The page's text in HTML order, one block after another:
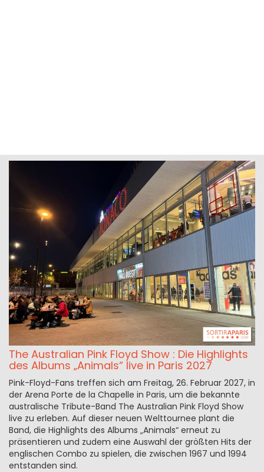
The Australian Pink Floyd Show : Die Highlights
des Albums „Animals“ live in Paris 2027
Pink-Floyd-Fans treffen sich am Freitag, 26. Februar 2027, in
der Arena Porte de la Chapelle in Paris, um die bekannte
australische Tribute-Band The Australian Pink Floyd Show
live zu erleben. Auf dieser neuen Welttournee plant die
Band, die Highlights des Albums „Animals“ erneut zu
präsentieren und zudem eine Auswahl der größten Hits der
englischen Combo zu spielen, die zwischen 1967 und 1994
entstanden sind.